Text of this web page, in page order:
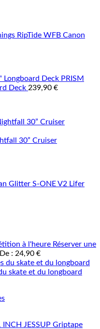
RipTide WFB Canon
PRISM
Deck 239,90 €
30” Cruiser
S-ONE V2 Lifer
Réserver une
De : 24,90 €
skate et du longboard
JESSUP Griptape